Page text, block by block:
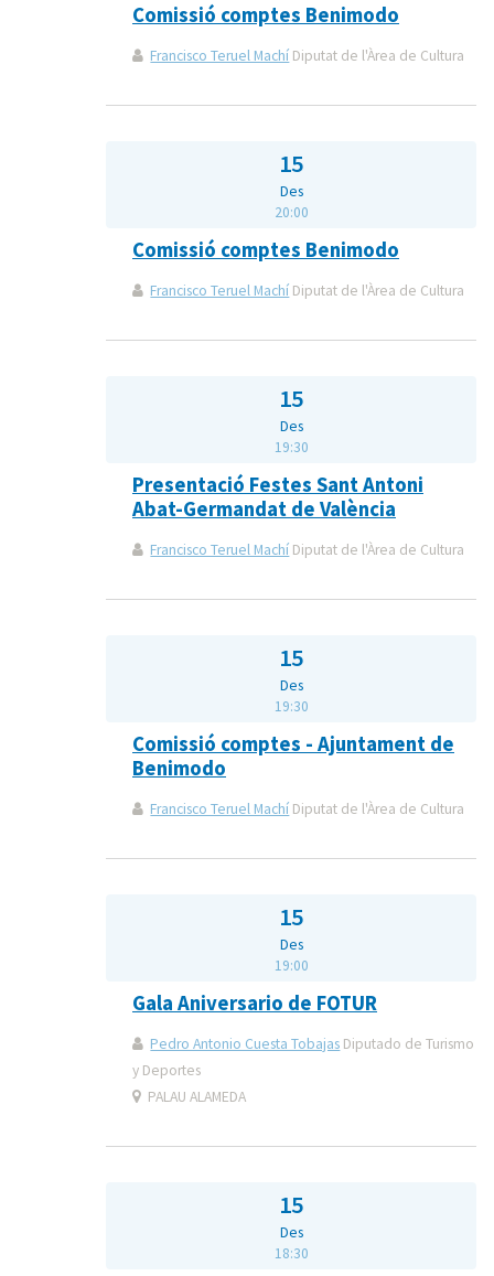
Comissió comptes Benimodo
Francisco Teruel Machí Diputat de l'Àrea de Cultura
15
Des
20:00
Comissió comptes Benimodo
Francisco Teruel Machí Diputat de l'Àrea de Cultura
15
Des
19:30
Presentació Festes Sant Antoni
Abat-Germandat de València
Francisco Teruel Machí Diputat de l'Àrea de Cultura
15
Des
19:30
Comissió comptes - Ajuntament de
Benimodo
Francisco Teruel Machí Diputat de l'Àrea de Cultura
15
Des
19:00
Gala Aniversario de FOTUR
Pedro Antonio Cuesta Tobajas Diputado de Turismo
y Deportes
PALAU ALAMEDA
15
Des
18:30